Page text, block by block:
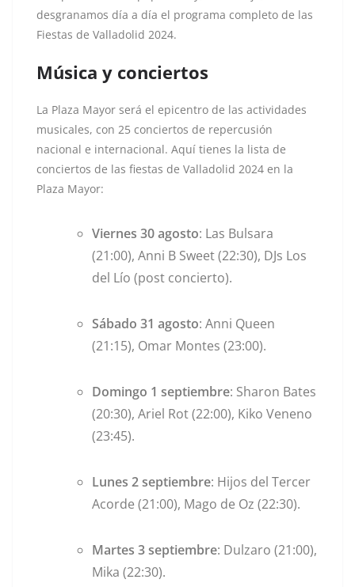
desgranamos día a día el programa completo de las
Fiestas de Valladolid 2024.
Música y conciertos
La Plaza Mayor será el epicentro de las actividades
musicales, con 25 conciertos de repercusión
nacional e internacional. Aquí tienes la lista de
conciertos de las fiestas de Valladolid 2024 en la
Plaza Mayor:
Viernes 30 agosto: Las Bulsara
(21:00), Anni B Sweet (22:30), DJs Los
del Lío (post concierto).
Sábado 31 agosto: Anni Queen
(21:15), Omar Montes (23:00).
Domingo 1 septiembre: Sharon Bates
(20:30), Ariel Rot (22:00), Kiko Veneno
(23:45).
Lunes 2 septiembre: Hijos del Tercer
Acorde (21:00), Mago de Oz (22:30).
Martes 3 septiembre: Dulzaro (21:00),
Mika (22:30).